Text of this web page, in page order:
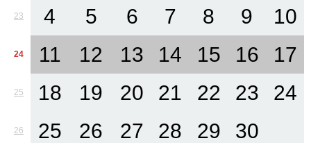
23 4 5 6 7 8 9 10
24 11 12 13 14 15 16 17
25 18 19 20 21 22 23 24
26 25 26 27 28 29 30